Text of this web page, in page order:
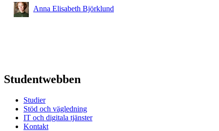
Anna Elisabeth Björklund
Studentwebben
Studier
Stöd och vägledning
IT och digitala tjänster
Kontakt